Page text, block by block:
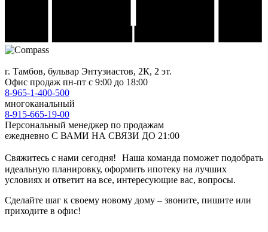
г. Тамбов, бульвар Энтузиастов, 2К, 2 эт.
Офис продаж пн-пт с 9:00 до 18:00
8-965-1-400-500
многоканальный
8-915-665-19-00
Персональный менеджер по продажам
ежедневно С ВАМИ НА СВЯЗИ ДО 21:00
Свяжитесь с нами сегодня! Наша команда поможет подобрать
идеальную планировку, оформить ипотеку на лучших
условиях и ответит на все, интересующие вас, вопросы.
Сделайте шаг к своему новому дому – звоните, пишите или
приходите в офис!